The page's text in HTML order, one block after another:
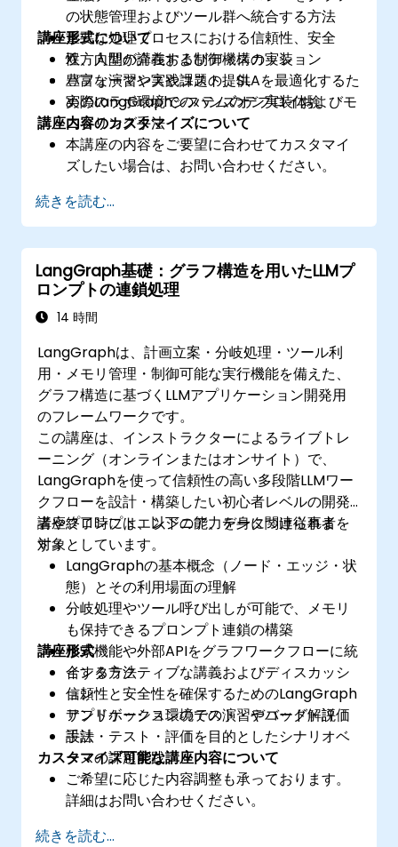
の状態管理およびツール群へ統合する方法
重要な処理プロセスにおける信頼性、安全
性、人間が介在する制御機構の実装
パフォーマンスやコスト、SLAを最適化するた
めのLangGraphシステムのデプロイおよびモ
ニタリング手法
講座形式について
双方向型の講義およびディスカッション
豊富な演習や実践課題の提供
実際のラボ環境でのハンズオン実装体験
講座内容のカスタマイズについて
本講座の内容をご要望に合わせてカスタマイ
ズしたい場合は、お問い合わせください。
続きを読む...
LangGraph基礎：グラフ構造を用いたLLMプ
ロンプトの連鎖処理
14 時間
LangGraphは、計画立案・分岐処理・ツール利
用・メモリ管理・制御可能な実行機能を備えた、
グラフ構造に基づくLLMアプリケーション開発用
のフレームワークです。
この講座は、インストラクターによるライブトレ
ーニング（オンラインまたはオンサイト）で、
LangGraphを使って信頼性の高い多段階LLMワー
クフローを設計・構築したい初心者レベルの開発
者やプロンプトエンジニア、データ関連従事者を
対象としています。
講座終了時には、以下の能力を身につけられま
す：
LangGraphの基本概念（ノード・エッジ・状
態）とその利用場面の理解
分岐処理やツール呼び出しが可能で、メモリ
も保持できるプロンプト連鎖の構築
検索機能や外部APIをグラフワークフローに統
合する方法
信頼性と安全性を確保するためのLangGraph
アプリケーションのテスト・デバッグ・評価
手法
講座形式
インタラクティブな講義およびディスカッシ
ョン
サンドボックス環境での演習やコード解説
設計・テスト・評価を目的としたシナリオベ
ースの課題実践
カスタマイズ可能な講座内容について
ご希望に応じた内容調整も承っております。
詳細はお問い合わせください。
続きを読む...